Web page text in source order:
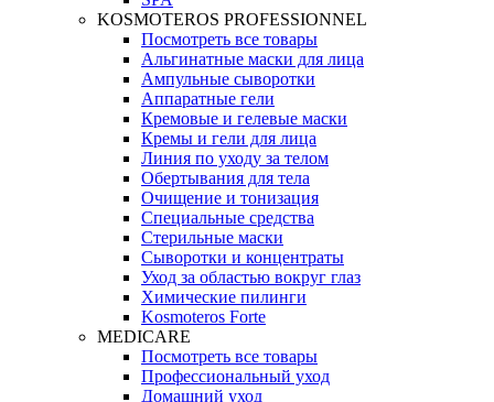
KOSMOTEROS PROFESSIONNEL
Посмотреть все товары
Альгинатные маски для лица
Ампульные сыворотки
Аппаратные гели
Кремовые и гелевые маски
Кремы и гели для лица
Линия по уходу за телом
Обертывания для тела
Очищение и тонизация
Специальные средства
Стерильные маски
Сыворотки и концентраты
Уход за областью вокруг глаз
Химические пилинги
Kosmoteros Forte
MEDICARE
Посмотреть все товары
Профессиональный уход
Домашний уход